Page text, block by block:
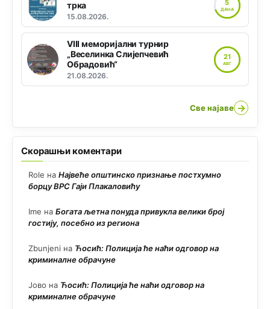
трка
15.08.2026.
5
ДАНА
VIII меморијални турнир
„Веселинка Слијепчевић
Обрадовић“
21.08.2026.
21
АВГ
Све најаве →
Скорашњи коментари
Role на Највеће општинско признање постхумно
борцу ВРС Гаји Плакаловићу
Ime на Богата љетна понуда привукла велики број
гостију, посебно из региона
Zbunjeni на Ћосић: Полиција ће наћи одговор на
криминалне обрачуне
Јово на Ћосић: Полиција ће наћи одговор на
криминалне обрачуне